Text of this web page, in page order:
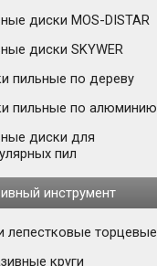
диски MOS-DISTAR
диски SKYWER
пильные по дереву
пильные по алюминию
диски для
пил
инструмент
лепестковые торцевые
круги